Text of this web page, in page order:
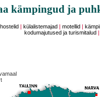
kämpingud ja
hostelid külalistemajad |motellid
kodumajutused ja turismitalud